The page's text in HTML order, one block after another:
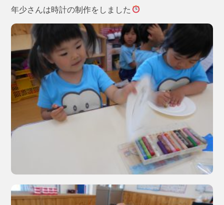
年少さんは時計の制作をしました